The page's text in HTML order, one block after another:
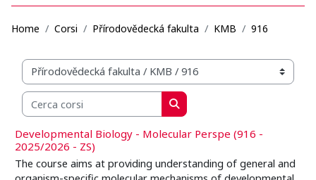
Home Corsi Přírodovědecká fakulta KMB 916
Categorie di corso
Cerca corsi
Cerca corsi
Developmental Biology - Molecular Perspe (916 -
2025/2026 - ZS)
The course aims at providing understanding of general and